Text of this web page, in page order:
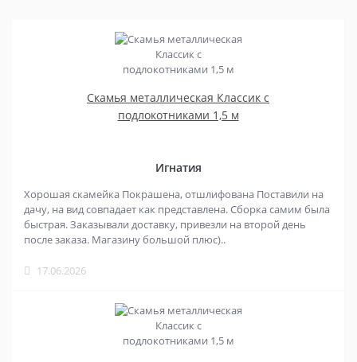
Скамья металлическая Классик с
подлокотниками 1,5 м
Игнатия
Хорошая скамейка Покрашена, отшлифована Поставили на
дачу, на вид совпадает как представлена. Сборка самим была
быстрая. Заказывали доставку, привезли на второй день
после заказа. Магазину большой плюс)..
17.06.2026